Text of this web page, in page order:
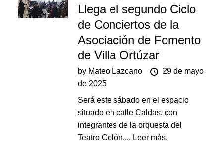
Llega el segundo Ciclo
de Conciertos de la
Asociación de Fomento
de Villa Ortúzar
by Mateo Lazcano
29 de mayo
de 2025
Será este sábado en el espacio
situado en calle Caldas, con
integrantes de la orquesta del
Teatro Colón.... Leer más.